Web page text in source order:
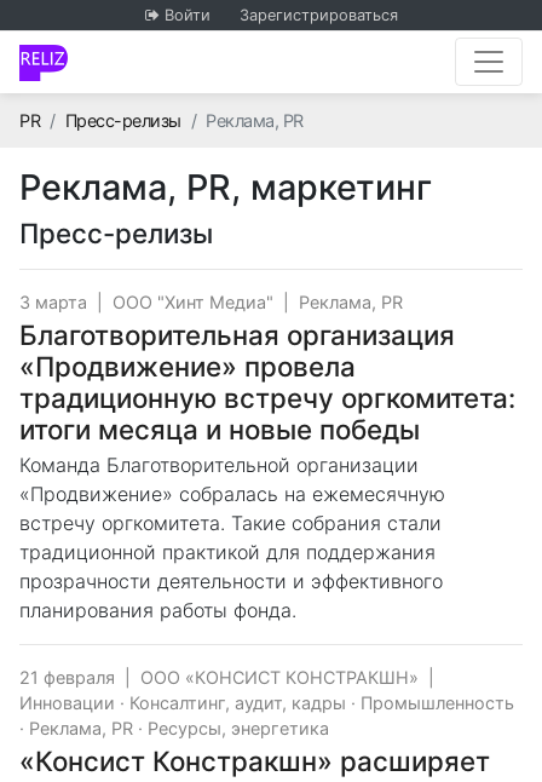
Войти Зарегистрироваться
PRГлавная
Пресс-релизы Реклама, PR
Реклама, PR, маркетинг
Пресс-релизы
3 марта ООО "Хинт Медиа" Реклама, PR
Благотворительная организация
«Продвижение» провела
традиционную встречу оргкомитета:
итоги месяца и новые победы
Команда Благотворительной организации
«Продвижение» собралась на ежемесячную
встречу оргкомитета. Такие собрания стали
традиционной практикой для поддержания
прозрачности деятельности и эффективного
планирования работы фонда.
21 февраля ООО «КОНСИСТ КОНСТРАКШН»
Инновации · Консалтинг, аудит, кадры · Промышленность
· Реклама, PR · Ресурсы, энергетика
«Консист Констракшн» расширяет